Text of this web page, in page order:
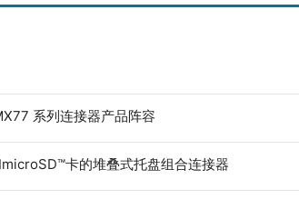
系列连接器产品阵容
卡的堆叠式托盘组合连接器